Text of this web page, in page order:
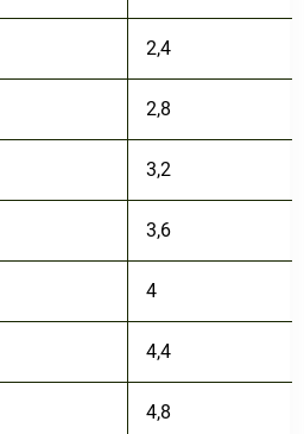
2,4
2,8
3,2
3,6
4
4,4
4,8